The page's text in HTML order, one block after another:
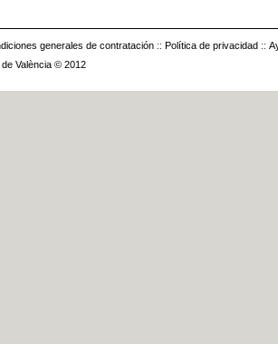
generales de contratación :: Política de privacidad ::
València © 2012